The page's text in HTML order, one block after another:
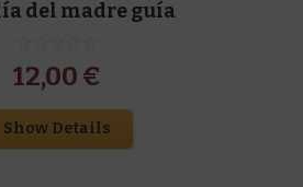
del madre guía
12,00 €
Show Details